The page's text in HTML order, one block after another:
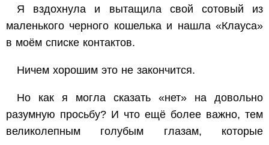
Я вздохнула и вытащила свой сотовый из
маленького черного кошелька и нашла «Клауса»
в моём списке контактов.
Ничем хорошим это не закончится.
Но как я могла сказать «нет» на довольно
разумную просьбу? И что ещё более важно, тем
великолепным голубым глазам, которые